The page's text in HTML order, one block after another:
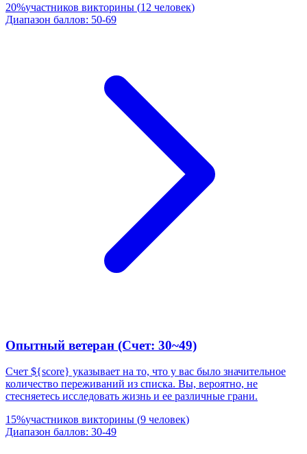
20%участников викторины (12 человек)
Диапазон баллов: 50-69
Опытный ветеран (Счет: 30~49)
Счет ${score} указывает на то, что у вас было значительное
количество переживаний из списка. Вы, вероятно, не
стесняетесь исследовать жизнь и ее различные грани.
15%участников викторины (9 человек)
Диапазон баллов: 30-49